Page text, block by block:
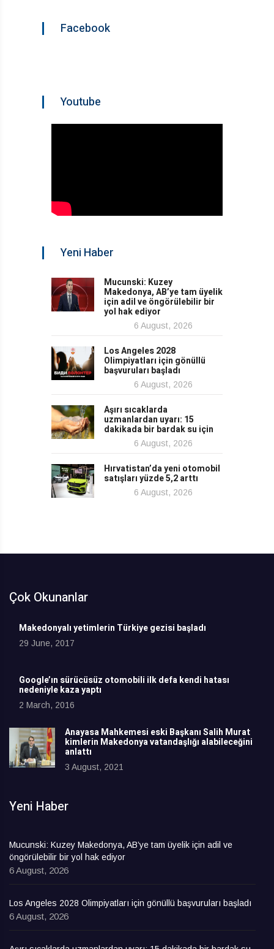
Facebook
Youtube
Yeni Haber
Mucunski: Kuzey
Makedonya, AB’ye tam üyelik
için adil ve öngörülebilir bir
yol hak ediyor
6 August, 2026
Los Angeles 2028
Olimpiyatları için gönüllü
başvuruları başladı
6 August, 2026
Aşırı sıcaklarda
uzmanlardan uyarı: 15
dakikada bir bardak su için
6 August, 2026
Hırvatistan’da yeni otomobil
satışları yüzde 5,2 arttı
6 August, 2026
Çok Okunanlar
Makedonyalı yetimlerin Türkiye gezisi başladı
29 June, 2017
Google’ın sürücüsüz otomobili ilk defa kendi hatası
nedeniyle kaza yaptı
2 March, 2016
Anayasa Mahkemesi eski Başkanı Salih Murat
kimlerin Makedonya vatandaşlığı alabileceğini
anlattı
3 August, 2021
Yeni Haber
Mucunski: Kuzey Makedonya, AB’ye tam üyelik için adil ve
öngörülebilir bir yol hak ediyor
6 August, 2026
Los Angeles 2028 Olimpiyatları için gönüllü başvuruları başladı
6 August, 2026